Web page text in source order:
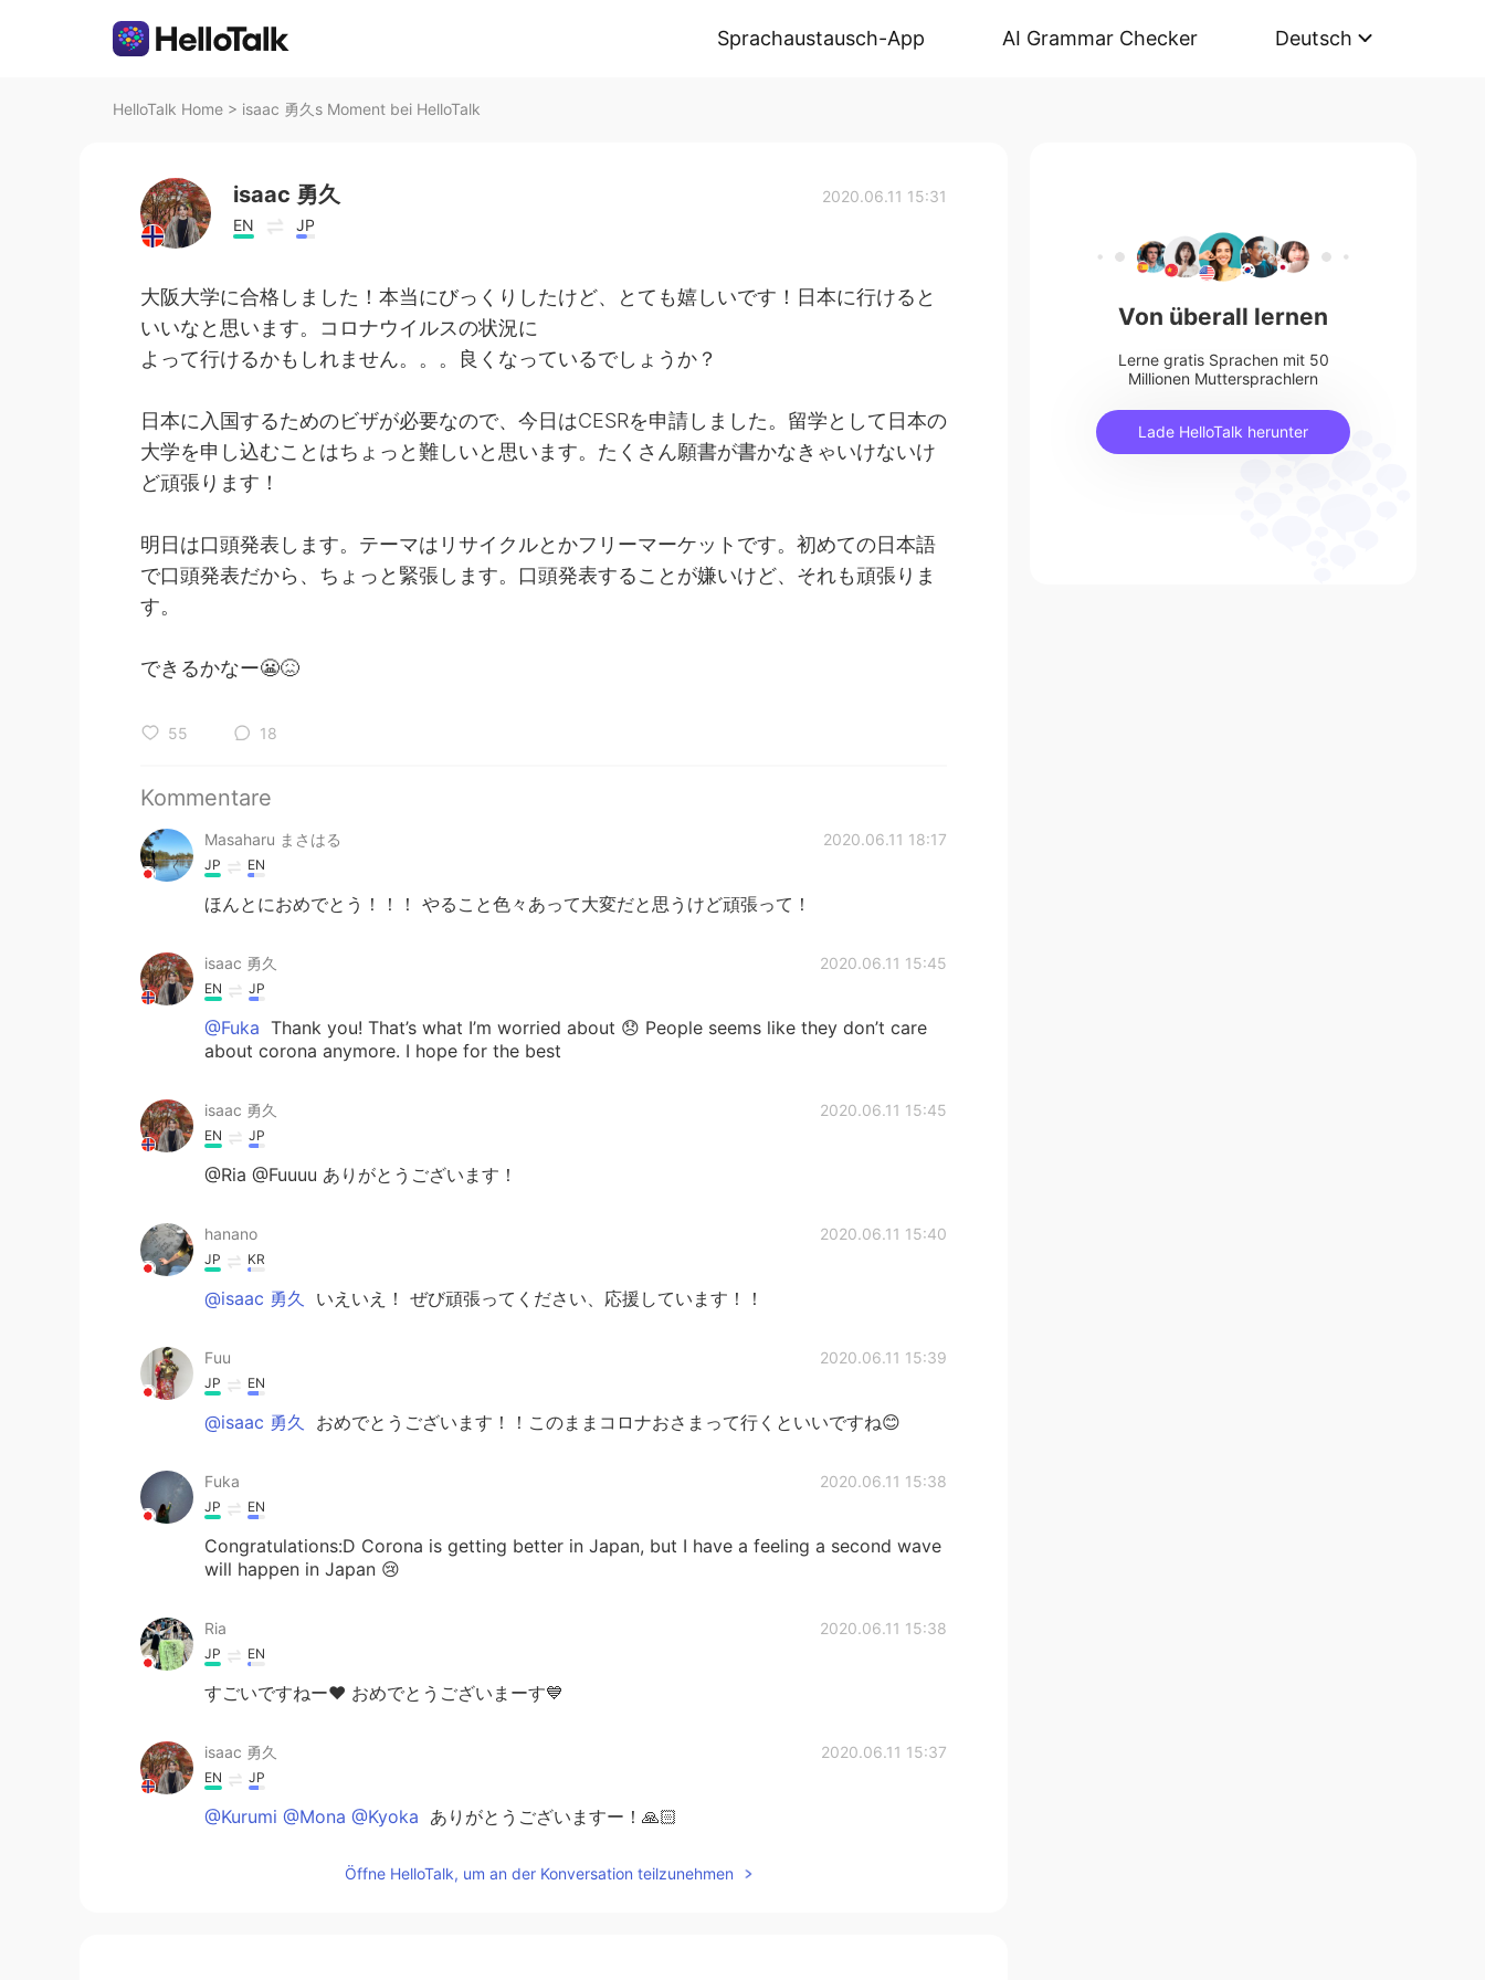
Sprachaustausch-App AI Grammar Checker Deutsch
HelloTalk Home > isaac 勇久s Moment bei HelloTalk
isaac 勇久
EN JP
2020.06.11 15:31
大阪大学に合格しました！本当にびっくりしたけど、とても嬉しいです！日本に行けると
いいなと思います。コロナウイルスの状況に
よって行けるかもしれません。。。良くなっているでしょうか？
日本に入国するためのビザが必要なので、今日はCESRを申請しました。留学として日本の
大学を申し込むことはちょっと難しいと思います。たくさん願書が書かなきゃいけないけ
ど頑張ります！
明日は口頭発表します。テーマはリサイクルとかフリーマーケットです。初めての日本語
で口頭発表だから、ちょっと緊張します。口頭発表することが嫌いけど、それも頑張りま
す。
できるかなー😬😖
55 18
Kommentare
Masaharu まさはる 2020.06.11 18:17
JP EN
ほんとにおめでとう！！！ やること色々あって大変だと思うけど頑張って！
isaac 勇久 2020.06.11 15:45
EN JP
@Fuka Thank you! That’s what I’m worried about 😞 People seems like they don’t care
about corona anymore. I hope for the best
isaac 勇久 2020.06.11 15:45
EN JP
@Ria @Fuuuu ありがとうございます！
hanano 2020.06.11 15:40
JP KR
@isaac 勇久 いえいえ！ ぜび頑張ってください、応援しています！！
Fuu 2020.06.11 15:39
JP EN
@isaac 勇久 おめでとうございます！！このままコロナおさまって行くといいですね😊
Fuka 2020.06.11 15:38
JP EN
Congratulations:D Corona is getting better in Japan, but I have a feeling a second wave
will happen in Japan 😢
Ria 2020.06.11 15:38
JP EN
すごいですねー❤︎ おめでとうございまーす💙
isaac 勇久 2020.06.11 15:37
EN JP
@Kurumi @Mona @Kyoka ありがとうございますー！🙏🏻
Öffne HelloTalk, um an der Konversation teilzunehmen
Von überall lernen
Lerne gratis Sprachen mit 50
Millionen Muttersprachlern
Lade HelloTalk herunter